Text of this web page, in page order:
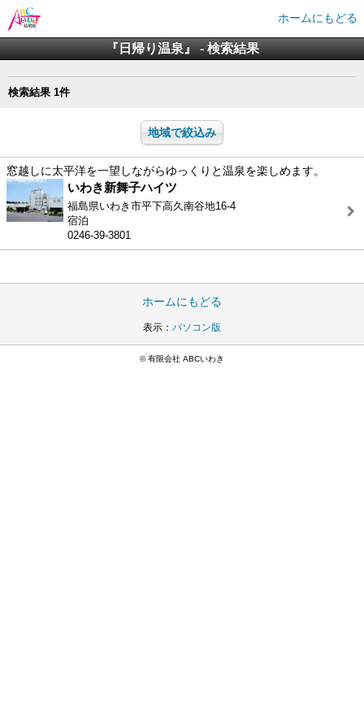
ホームにもどる
『日帰り温泉』 - 検索結果
検索結果 1件
地域で絞込み
窓越しに太平洋を一望しながらゆっくりと温泉を楽しめます。
いわき新舞子ハイツ
福島県いわき市平下高久南谷地16-4
宿泊
0246-39-3801
ホームにもどる
表示： パソコン版
© 有限会社 ABCいわき